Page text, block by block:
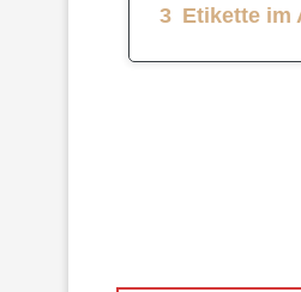
Etikette im